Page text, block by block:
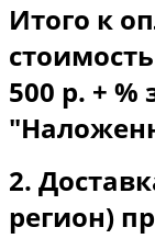
Итого к
500 р. + %
2.
регион)